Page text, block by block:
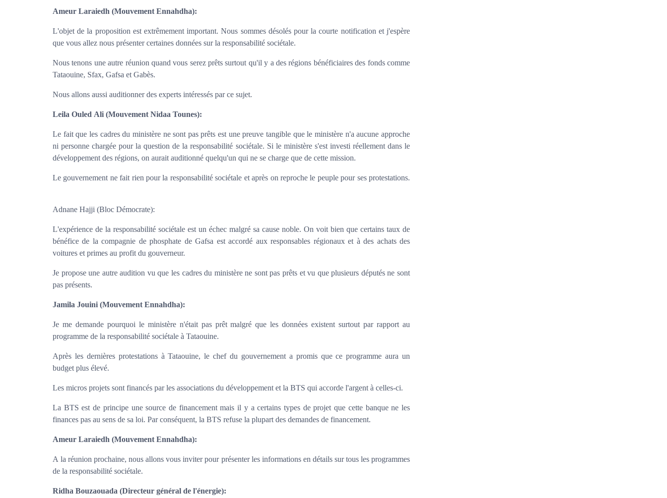
Ameur Laraiedh(Mouvement Ennahdha):
L'objet de la proposition est extrêmement important. Nous sommes désolés pour la courte notification et j'espère
que vous allez nous présenter certaines données sur la responsabilité sociétale.
Nous tenons une autre réunion quand vous serez prêts surtout qu'il y a des régions bénéficiaires des fonds comme
Tataouine, Sfax, Gafsa et Gabès.
Nous allons aussi auditionner des experts intéressés par ce sujet.
Leila Ouled Ali(Mouvement Nidaa Tounes):
Le fait que les cadres du ministère ne sont pas prêts est une preuve tangible que le ministère n'a aucune approche
ni personne chargée pour la question de la responsabilité sociétale. Si le ministère s'est investi réellement dans le
développement des régions, on aurait auditionné quelqu'un qui ne se charge que de cette mission.
Le gouvernement ne fait rien pour la responsabilité sociétale et après on reproche le peuple pour ses protestations.
Adnane Hajji(Bloc Démocrate):
L'expérience de la responsabilité sociétale est un échec malgré sa cause noble. On voit bien que certains taux de
bénéfice de la compagnie de phosphate de Gafsa est accordé aux responsables régionaux et à des achats des
voitures et primes au profit du gouverneur.
Je propose une autre audition vu que les cadres du ministère ne sont pas prêts et vu que plusieurs députés ne sont
pas présents.
Jamila Jouini(Mouvement Ennahdha):
Je me demande pourquoi le ministère n'était pas prêt malgré que les données existent surtout par rapport au
programme de la responsabilité sociétale à Tataouine.
Après les dernières protestations à Tataouine, le chef du gouvernement a promis que ce programme aura un
budget plus élevé.
Les micros projets sont financés par les associations du développement et la BTS qui accorde l'argent à celles-ci.
La BTS est de principe une source de financement mais il y a certains types de projet que cette banque ne les
finances pas au sens de sa loi. Par conséquent, la BTS refuse la plupart des demandes de financement.
Ameur Laraiedh(Mouvement Ennahdha):
A la réunion prochaine, nous allons vous inviter pour présenter les informations en détails sur tous les programmes
de la responsabilité sociétale.
Ridha Bouzaouada (Directeur général de l'énergie):